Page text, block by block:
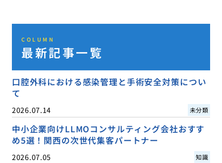
COLUMN
最新記事一覧
口腔外科における感染管理と手術安全対策につい
て
2026.07.14 未分類
中小企業向けLLMOコンサルティング会社おすす
め5選！関西の次世代集客パートナー
2026.07.05 知識